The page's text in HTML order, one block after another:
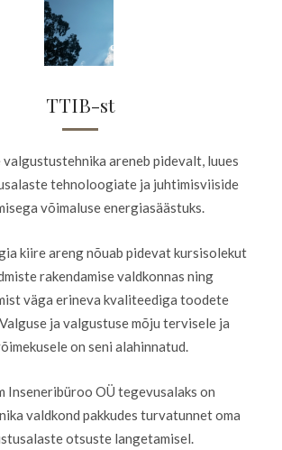
TTIB-st
valgustustehnika areneb pidevalt, luues
tehnoloogiate ja juhtimisviiside
võimaluse energiasäästuks.
kiire areng nõuab pidevat kursisolekut
rakendamise valdkonnas ning
väga erineva kvaliteediga toodete
ja valgustuse mõju tervisele ja
on seni alahinnatud.
Inseneribüroo OÜ tegevusalaks on
valdkond pakkudes turvatunnet oma
otsuste langetamisel.